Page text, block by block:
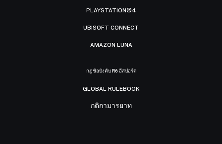
PLAYSTATION®4
UBISOFT CONNECT
AMAZON LUNA
กฎข้อบังคับ R6 อีสปอร์ต
GLOBAL RULEBOOK
กติกามารยาท